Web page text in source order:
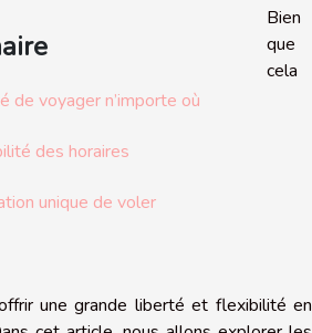
de voyager n’importe où
des horaires
unique de voler
Bien
que
cela
une grande liberté et flexibilité en